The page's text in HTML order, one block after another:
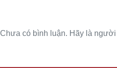
Chưa có bình luận. Hãy là